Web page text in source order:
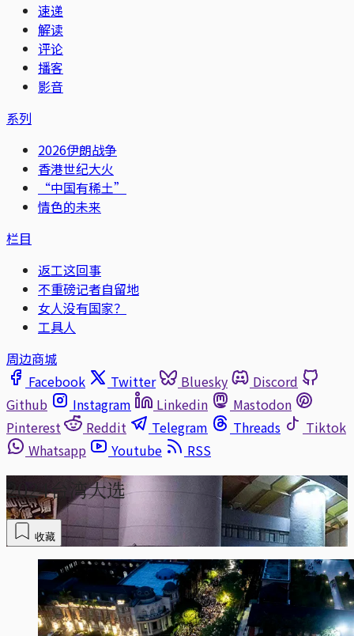
速递
解读
评论
播客
影音
系列
2026伊朗战争
香港世纪大火
“中国有稀土”
情色的未来
栏目
返工这回事
不重磅记者自留地
女人没有国家？
工具人
周边商城
Facebook
Twitter Bluesky
Discord
Github
Instagram Linkedin
Mastodon
Pinterest
Reddit Telegram Threads
Tiktok
Whatsapp
Youtube RSS
2024台湾大选
收藏